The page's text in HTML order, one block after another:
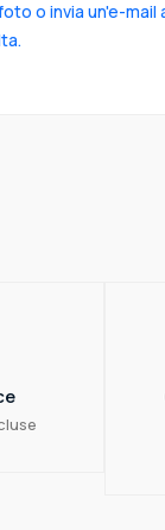
o invia un'e-mail